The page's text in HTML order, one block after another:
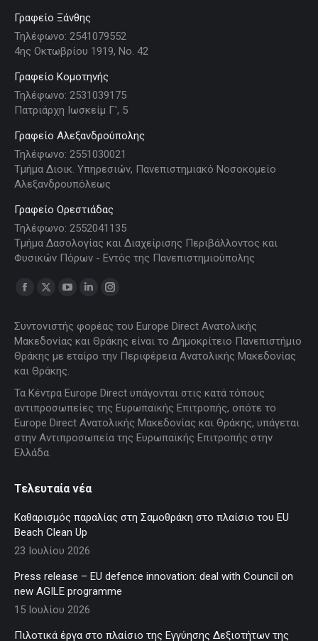
Γραφείο Ξάνθης
Τηλέφωνο: 2541079552
4ης Οκτωβρίου 1919, Νο. 42
Γραφείο Κομοτηνής
Τηλέφωνο: 2531039175
Πατριάρχη Ιωσκείμ Γ', 5
Γραφείο Αλεξανδρούπολης
Τηλέφωνο: 2551030021
Τμήμα Διοικ. Υπηρεσιών, Πανεπιστημιακό Νοσοκομείο
Αλεξανδρουπόλεως
Γραφείο Ορεστιάδας
Τηλέφωνο: 2552041135
Τμήμα Δασολογίας και Διαχείρισης Περιβάλλοντος και
Φυσικών Πόρων - Εντός της Πανεπιστημιούπολης
Find us on:
Facebook
opens
in
new
window
X
opens
in
new
window
YouTube
opens
in
new
window
Linkedin
opens
in
window
Instagram
opens
in
window
Συντονιστής φορέας του Europe Direct Ανατολικής
Μακεδονίας και Θράκης είναι το Δημοκρίτειο Πανεπιστήμιο
Θράκης με εταίρο την Περιφέρεια Ανατολικής Μακεδονίας
και Θράκης.
Τα Κέντρα Europe Direct υπάγονται στις κατά τόπους
αντιπροσωπείες της Ευρωπαϊκής Επιτροπής, οπότε το
Europe Direct Ανατολικής Μακεδονίας και Θράκης, υπάγεται
στην Αντιπροσωπεία της Ευρωπαϊκής Επιτροπής στην
Ελλάδα.
Τελευταία νέα
Καθαρισμός παραλίας στη Σαμοθράκη στο πλαίσιο του EU
Beach Clean Up
23 Ιουλίου 2026
Press release – EU defence innovation: deal with Council on
new AGILE programme
15 Ιουλίου 2026
Πιλοτικά έργα στο πλαίσιο της Εγγύησης Δεξιοτήτων της